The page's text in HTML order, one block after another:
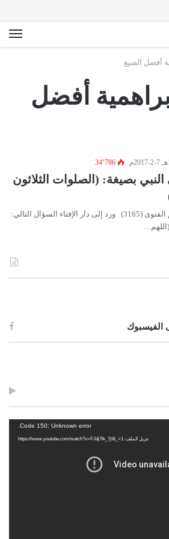
أفضل الصيغ
أفضل
34٬786
بصيغة: (الصلوات الثلاثون
بِسْمِ اللهِ الرَّحْمَنِ الرَّحِيمِ رقم الفتوى (3165) ورد إلى دار الإفتاء السؤال التالي:
الفيسبوك
Code 150: Unknown error.
تنزيل الملف: https://www.youtube.com/watch?v=FJdj7tk_7jI&_=1